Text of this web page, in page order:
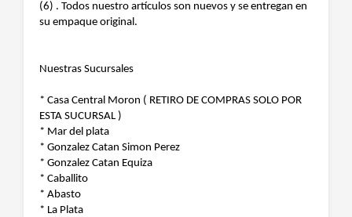
(6) . Todos nuestro artículos son nuevos y se entregan en
su empaque original.
Nuestras Sucursales
* Casa Central Moron ( RETIRO DE COMPRAS SOLO POR
ESTA SUCURSAL )
* Mar del plata
* Gonzalez Catan Simon Perez
* Gonzalez Catan Equiza
* Caballito
* Abasto
* La Plata